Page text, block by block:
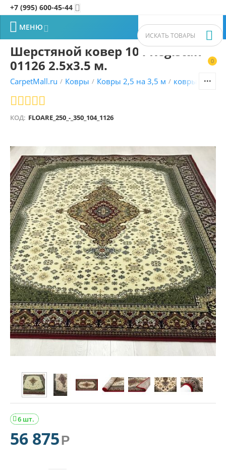
+7 (995) 600-45-44 
0


 МЕНЮ
Шерстяной ковер 104 Registan
01126 2.5x3.5 м.
CarpetMall.ru / Ковры / Ковры 2,5 на 3,5 м / ковры
КОД: FLOARE_250_-_350_104_1126
6 шт.

56 875Р